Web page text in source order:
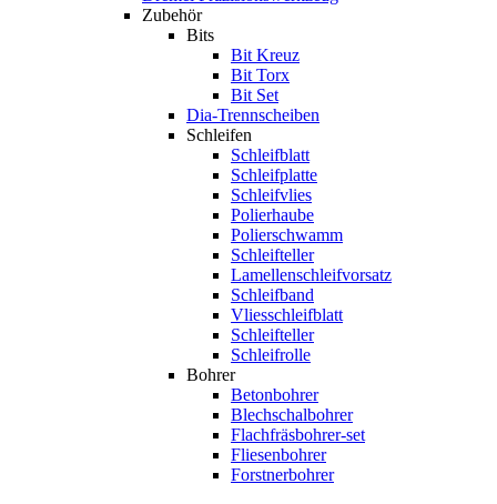
Zubehör
Bits
Bit Kreuz
Bit Torx
Bit Set
Dia-Trennscheiben
Schleifen
Schleifblatt
Schleifplatte
Schleifvlies
Polierhaube
Polierschwamm
Schleifteller
Lamellenschleifvorsatz
Schleifband
Vliesschleifblatt
Schleifteller
Schleifrolle
Bohrer
Betonbohrer
Blechschalbohrer
Flachfräsbohrer-set
Fliesenbohrer
Forstnerbohrer